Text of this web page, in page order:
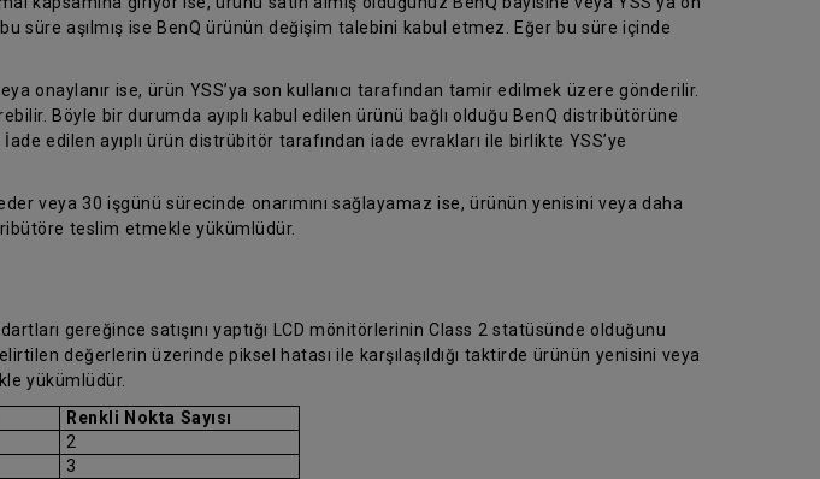
süre aşılmış ise BenQ ürünün değişim talebini kabul etmez. Eğer bu süre içinde
onaylanır ise, ürün YSS’ya son kullanıcı tarafından tamir edilmek üzere gönderilir.
Böyle bir durumda ayıplı kabul edilen ürünü bağlı olduğu BenQ distribütörüne
edilen ayıplı ürün distrübitör tarafından iade evrakları ile birlikte YSS’ye
veya 30 işgünü sürecinde onarımını sağlayamaz ise, ürünün yenisini veya daha
teslim etmekle yükümlüdür.
gereğince satışını yaptığı LCD mönitörlerinin Class 2 statüsünde olduğunu
değerlerin üzerinde piksel hatası ile karşılaşıldığı taktirde ürünün yenisini veya
yükümlüdür.
Renkli Nokta Sayısı
2
3